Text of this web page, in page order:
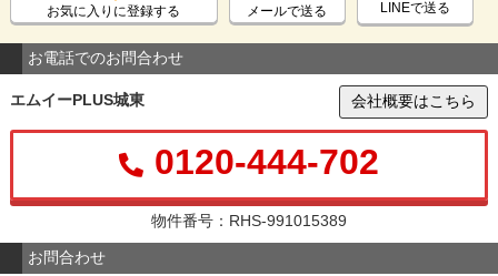
お気に入りに登録する メールで送る LINEで送る
お電話でのお問合わせ
エムイーPLUS城東 会社概要はこちら
0120-444-702
物件番号：RHS-991015389
お問合わせ